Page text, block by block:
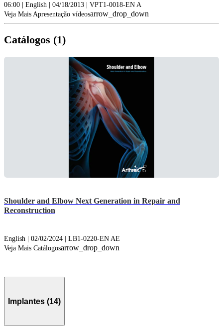
06:00 | English | 04/18/2013 | VPT1-0018-EN A
Veja Mais Apresentação vídeosarrow_drop_down
Catálogos (1)
Shoulder and Elbow Next Generation in Repair and
Reconstruction
English | 02/02/2024 | LB1-0220-EN AE
Veja Mais Catálogosarrow_drop_down
Implantes (14)